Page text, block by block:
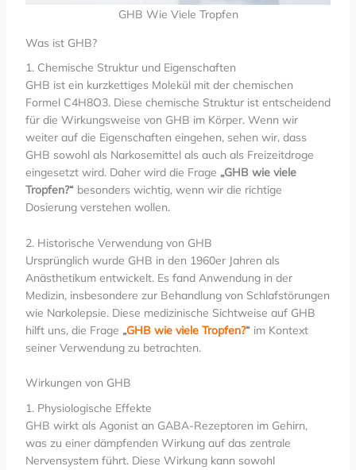
GHB Wie Viele Tropfen
Was ist GHB?
1. Chemische Struktur und Eigenschaften
GHB ist ein kurzkettiges Molekül mit der chemischen
Formel C4H8O3. Diese chemische Struktur ist entscheidend
für die Wirkungsweise von GHB im Körper. Wenn wir
weiter auf die Eigenschaften eingehen, sehen wir, dass
GHB sowohl als Narkosemittel als auch als Freizeitdroge
eingesetzt wird. Daher wird die Frage „GHB wie viele
Tropfen?“besonders wichtig, wenn wir die richtige
Dosierung verstehen wollen.
2. Historische Verwendung von GHB
Ursprünglich wurde GHB in den 1960er Jahren als
Anästhetikum entwickelt. Es fand Anwendung in der
Medizin, insbesondere zur Behandlung von Schlafstörungen
wie Narkolepsie. Diese medizinische Sichtweise auf GHB
hilft uns, die Frage „GHB wie viele Tropfen?“im Kontext
seiner Verwendung zu betrachten.
Wirkungen von GHB
1. Physiologische Effekte
GHB wirkt als Agonist an GABA-Rezeptoren im Gehirn,
was zu einer dämpfenden Wirkung auf das zentrale
Nervensystem führt. Diese Wirkung kann sowohl